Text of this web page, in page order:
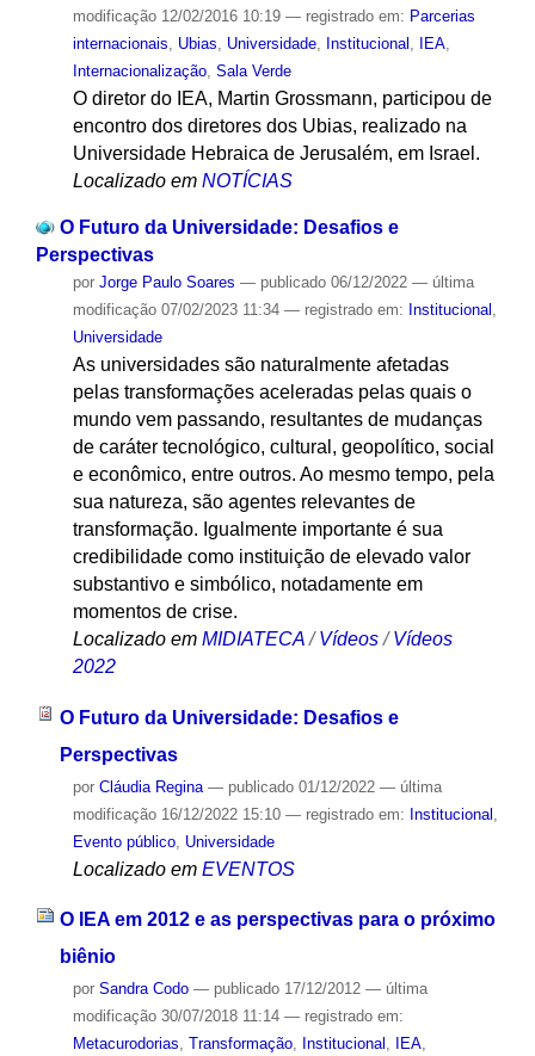
modificação12/02/2016 10:19 — registrado em: Parcerias
internacionais, Ubias, Universidade, Institucional , IEA,
Internacionalização, Sala Verde
O diretor do IEA, Martin Grossmann, participou de
encontro dos diretores dos Ubias, realizado na
Universidade Hebraica de Jerusalém, em Israel.
Localizado em NOTÍCIAS
O Futuro da Universidade: Desafios e
Perspectivas
por Jorge Paulo Soares — publicado06/12/2022 — última
modificação07/02/2023 11:34 — registrado em: Institucional ,
Universidade
As universidades são naturalmente afetadas
pelas transformações aceleradas pelas quais o
mundo vem passando, resultantes de mudanças
de caráter tecnológico, cultural, geopolítico, social
e econômico, entre outros. Ao mesmo tempo, pela
sua natureza, são agentes relevantes de
transformação. Igualmente importante é sua
credibilidade como instituição de elevado valor
substantivo e simbólico, notadamente em
momentos de crise.
Localizado em MIDIATECA /Vídeos /Vídeos
2022
O Futuro da Universidade: Desafios e
Perspectivas
por Cláudia Regina — publicado01/12/2022 — última
modificação16/12/2022 15:10 — registrado em: Institucional
Evento público, Universidade
Localizado em EVENTOS
O IEA em 2012 e as perspectivas para o próximo
biênio
por Sandra Codo — publicado17/12/2012 — última
modificação30/07/2018 11:14 — registrado em:
Metacurodorias, Transformação, Institucional , IEA,